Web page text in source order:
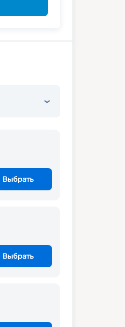
Выбрать
Выбрать